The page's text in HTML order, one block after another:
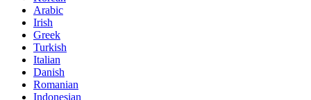
Arabic
Irish
Greek
Turkish
Italian
Danish
Romanian
Indonesian